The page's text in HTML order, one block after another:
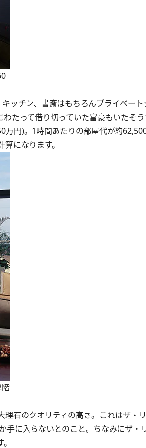
ッチン、書斎はもちろんプライベー
たって借り切っていた富豪もいたそう
円)。1時間あたりの部屋代が約
になります。
階
石のクオリティの高さ。これはザ・
手に入らないとのこと。ちなみにザ・